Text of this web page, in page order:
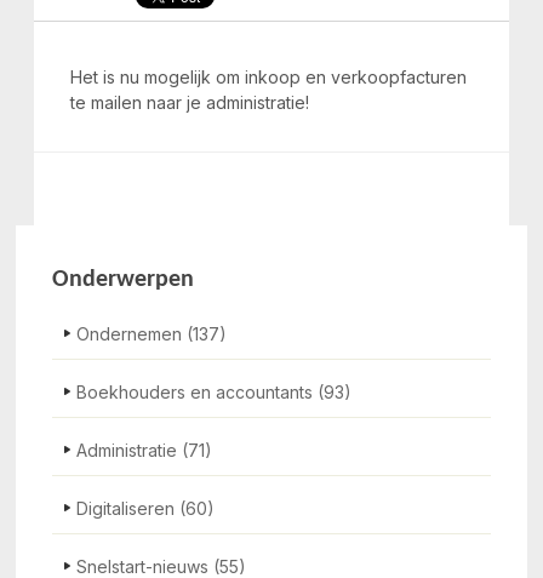
Het is nu mogelijk om inkoop en verkoopfacturen
te mailen naar je administratie!
Onderwerpen
Ondernemen (137)
Boekhouders en accountants (93)
Administratie (71)
Digitaliseren (60)
Snelstart-nieuws (55)